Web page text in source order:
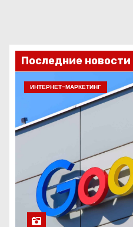
Последние новости
ИНТЕРНЕТ-МАРКЕТИНГ